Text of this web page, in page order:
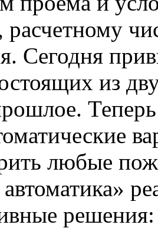
расчетному
Сегодня
из
любые
решения: